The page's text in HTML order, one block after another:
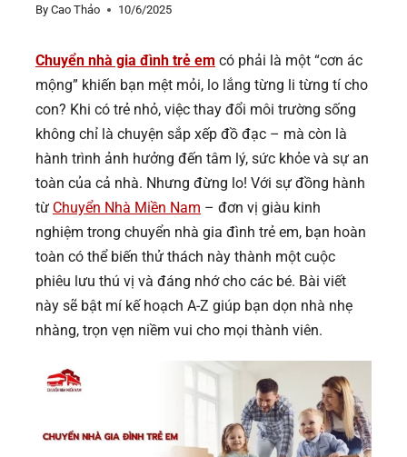
By Cao Thảo 10/6/2025
Chuyển nhà gia đình trẻ em có phải là một “cơn ác
mộng” khiến bạn mệt mỏi, lo lắng từng li từng tí cho
con? Khi có trẻ nhỏ, việc thay đổi môi trường sống
không chỉ là chuyện sắp xếp đồ đạc – mà còn là
hành trình ảnh hưởng đến tâm lý, sức khỏe và sự an
toàn của cả nhà. Nhưng đừng lo! Với sự đồng hành
từ Chuyển Nhà Miền Nam – đơn vị giàu kinh
nghiệm trong chuyển nhà gia đình trẻ em, bạn hoàn
toàn có thể biến thử thách này thành một cuộc
phiêu lưu thú vị và đáng nhớ cho các bé. Bài viết
này sẽ bật mí kế hoạch A-Z giúp bạn dọn nhà nhẹ
nhàng, trọn vẹn niềm vui cho mọi thành viên.